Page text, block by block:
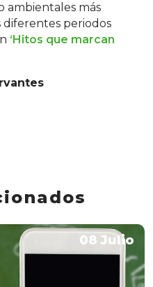
ambientales más
diferentes periodos
‘Hitos que marcan
08 Julio